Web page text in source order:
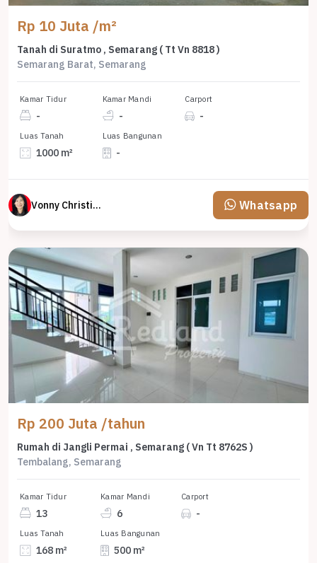
Rp 10 Juta /m²
Tanah di Suratmo , Semarang ( Tt Vn 8818 )
Semarang Barat, Semarang
Kamar Tidur
-
Kamar Mandi
-
Carport
-
Luas Tanah
1000 m²
Luas Bangunan
-
Vonny Christina Whatsapp
Rp 200 Juta /tahun
Rumah di Jangli Permai , Semarang ( Vn Tt 8762S )
Tembalang, Semarang
Kamar Tidur
13
Kamar Mandi
6
Carport
-
Luas Tanah
168 m²
Luas Bangunan
500 m²